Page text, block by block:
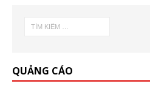
QUẢNG CÁO